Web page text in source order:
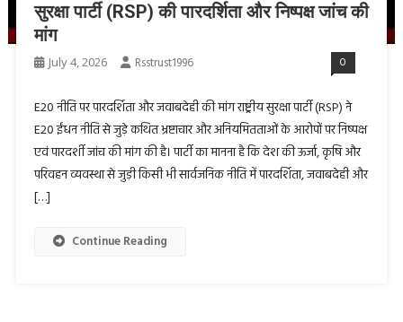
सुरक्षा पार्टी (RSP) की पारदर्शिता और निष्पक्ष जांच की
मांग
July 4, 2026 Rsstrust1996 0
E20 नीति पर पारदर्शिता और जवाबदेही की मांग राष्ट्रीय सुरक्षा पार्टी (RSP) ने
E20 ईंधन नीति से जुड़े कथित भ्रष्टाचार और अनियमितताओं के आरोपों पर निष्पक्ष
एवं पारदर्शी जांच की मांग की है। पार्टी का मानना है कि देश की ऊर्जा, कृषि और
परिवहन व्यवस्था से जुड़ी किसी भी सार्वजनिक नीति में पारदर्शिता, जवाबदेही और
[…]
Continue Reading